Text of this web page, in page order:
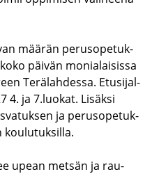
mää­rän pe­rus­o­pe­tuk­
päi­vän mo­nia­lai­sis­sa
Te­rä­lah­des­sa. Etusi­jal­
4. ja 7.luo­kat. Li­säk­si
ja pe­rus­o­pe­tuk­
kou­lu­tuk­sil­la.
upean met­sän ja rau­